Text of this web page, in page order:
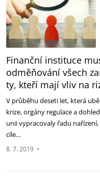
Finanční instituce
odměňování všech
ty, kteří mají vliv na
V průběhu deseti let, která
krize, orgány regulace a
unii vypracovaly řadu
cíle…
8. 7. 2019 •